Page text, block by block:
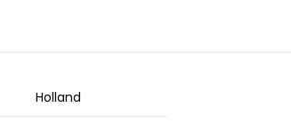
Holland